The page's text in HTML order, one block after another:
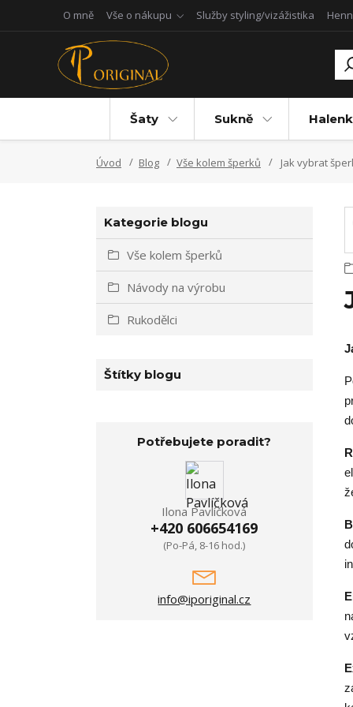
O mně Vše o nákupu Služby styling/vizážistika
Šaty Sukně
Úvod Blog Vše kolem šperků Jak vybrat
Kategorie blogu
Vše kolem šperků
Návody na výrobu
Rukodělci
Štítky blogu
Potřebujete poradit?
Ilona Pavlíčková
+420 606654169
(Po-Pá, 8-16 hod.)
info@iporiginal.cz